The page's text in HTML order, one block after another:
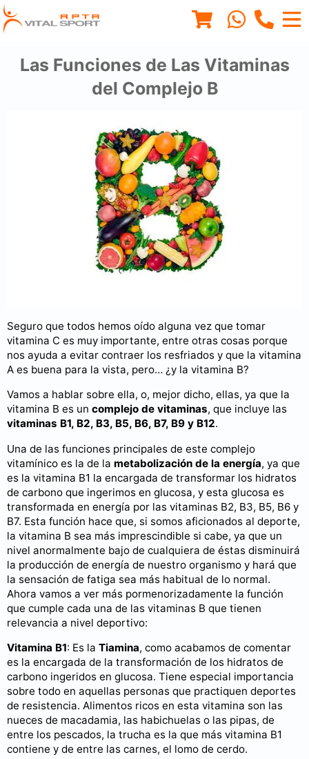
Las Funciones de Las Vitaminas
del Complejo B
Seguro que todos hemos oído alguna vez que tomar
vitamina C es muy importante, entre otras cosas porque
nos ayuda a evitar contraer los resfriados y que la vitamina
A es buena para la vista, pero… ¿y la vitamina B?
Vamos a hablar sobre ella, o, mejor dicho, ellas, ya que la
vitamina B es un complejo de vitaminas, que incluye las
vitaminas B1, B2, B3, B5, B6, B7, B9 y B12.
Una de las funciones principales de este complejo
vitamínico es la de la metabolización de la energía, ya que
es la vitamina B1 la encargada de transformar los hidratos
de carbono que ingerimos en glucosa, y esta glucosa es
transformada en energía por las vitaminas B2, B3, B5, B6 y
B7. Esta función hace que, si somos aficionados al deporte,
la vitamina B sea más imprescindible si cabe, ya que un
nivel anormalmente bajo de cualquiera de éstas disminuirá
la producción de energía de nuestro organismo y hará que
la sensación de fatiga sea más habitual de lo normal.
Ahora vamos a ver más pormenorizadamente la función
que cumple cada una de las vitaminas B que tienen
relevancia a nivel deportivo:
Vitamina B1: Es la Tiamina, como acabamos de comentar
es la encargada de la transformación de los hidratos de
carbono ingeridos en glucosa. Tiene especial importancia
sobre todo en aquellas personas que practiquen deportes
de resistencia. Alimentos ricos en esta vitamina son las
nueces de macadamia, las habichuelas o las pipas, de
entre los pescados, la trucha es la que más vitamina B1
contiene y de entre las carnes, el lomo de cerdo.